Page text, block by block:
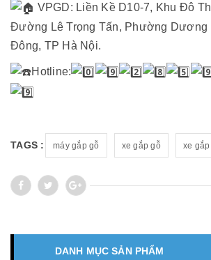
VPGD: Liền Kề D10-7, Khu Đô
Đường Lê Trọng Tấn, Phường Dương
Đông, TP Hà Nội.
Hotline:
TAGS : máy gắp gỗ xe gắp gỗ xe
DANH MỤC SẢN PHẨM